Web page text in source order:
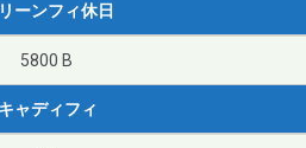
ーンフィ休日
5800 B
キャディフィ